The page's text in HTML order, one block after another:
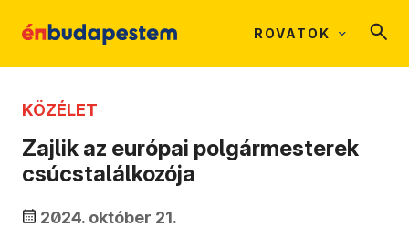
ROVATOK
KÖZÉLET
Zajlik az európai polgármesterek
csúcstalálkozója
2024. október 21.